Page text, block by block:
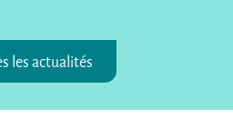
les actualités